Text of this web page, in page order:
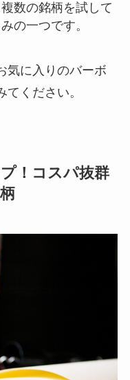
数の銘柄を試して
の一つです。
気に入りのバーボ
ください。
！コスパ抜群